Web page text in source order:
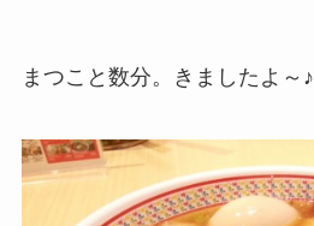
まつこと数分。きましたよ～♪